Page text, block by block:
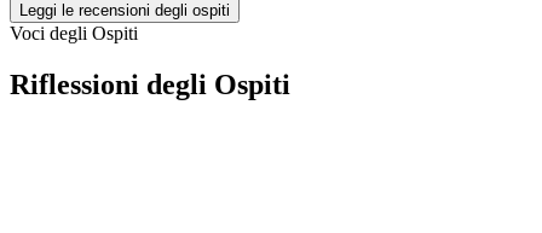
Leggi le recensioni degli ospiti
Voci degli Ospiti
Riflessioni degli Ospiti